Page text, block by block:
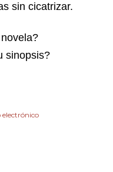
sin cicatrizar.
sinopsis?
electrónico